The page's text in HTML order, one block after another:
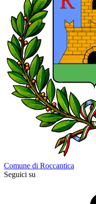
Comune di Roccantica
Seguici su